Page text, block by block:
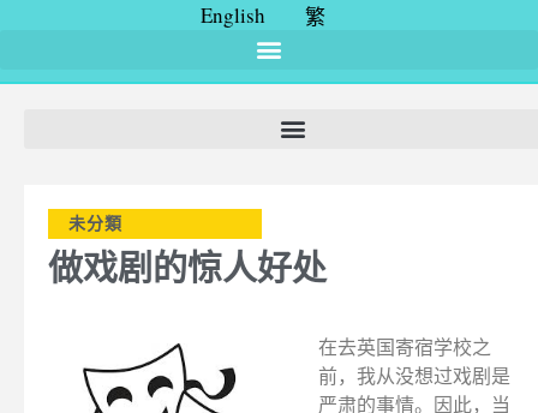
English 繁
未分類
做戏剧的惊人好处
在去英国寄宿学校之
前，我从没想过戏剧是
严肃的事情。因此，当